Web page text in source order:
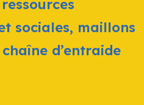
sociales, maillons
d’entraide